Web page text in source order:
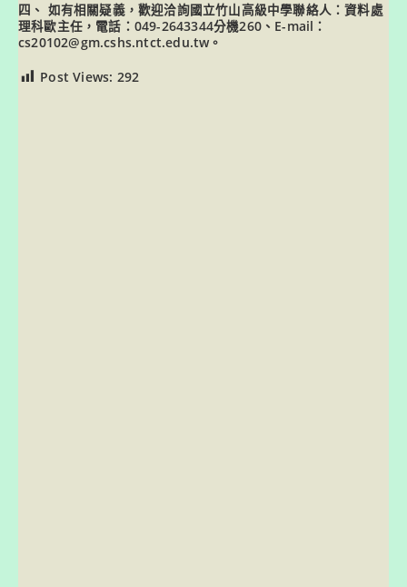
四、 如有相關疑義，歡迎洽詢國立竹山高級中學聯絡人：資料處
理科歐主任，電話：049-2643344分機260、E-mail：
cs20102@gm.cshs.ntct.edu.tw。
Post Views: 292